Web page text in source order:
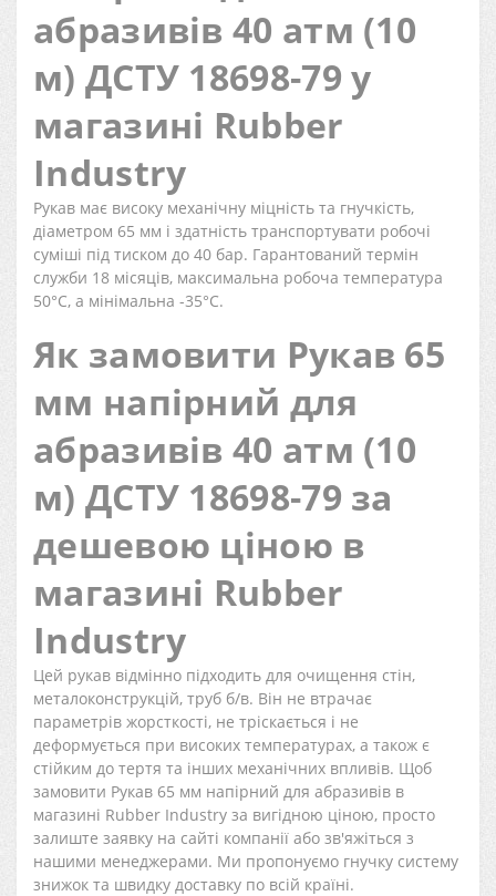
абразивів 40 атм (10
м) ДСТУ 18698-79 у
магазині Rubber
Industry
Рукав має високу механічну міцність та гнучкість,
діаметром 65 мм і здатність транспортувати робочі
суміші під тиском до 40 бар. Гарантований термін
служби 18 місяців, максимальна робоча температура
50°C, а мінімальна -35°C.
Як замовити Рукав 65
мм напірний для
абразивів 40 атм (10
м) ДСТУ 18698-79 за
дешевою ціною в
магазині Rubber
Industry
Цей рукав відмінно підходить для очищення стін,
металоконструкцій, труб б/в. Він не втрачає
параметрів жорсткості, не тріскається і не
деформується при високих температурах, а також є
стійким до тертя та інших механічних впливів. Щоб
замовити Рукав 65 ​​мм напірний для абразивів в
магазині Rubber Industry за вигідною ціною, просто
залиште заявку на сайті компанії або зв'яжіться з
нашими менеджерами. Ми пропонуємо гнучку систему
знижок та швидку доставку по всій країні.